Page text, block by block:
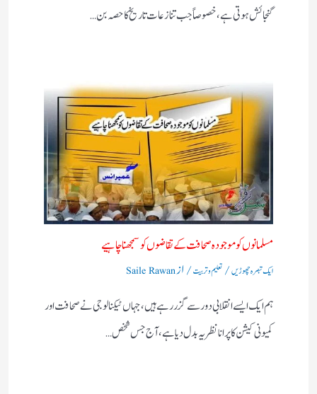
گنجائش ہوتی ہے، خصوصاً‌ جب تنازعات تاریخ کا حصہ بن…
مسلمانوں کو موجودہ صحافت کے تقاضوں کو سمجھنا چاہیے
ایک تبصرہ چھوڑیں/ تعلیم و تربیت/ ازSaile Rawan
ہم ایک ایسے انقلابی دور سے گزر رہے ہیں، جہاں ٹیکنالوجی نے صحافت اور
کمیونی کیشن کا پرانا نظریہ بدل دیا ہے، آج جس شخص…